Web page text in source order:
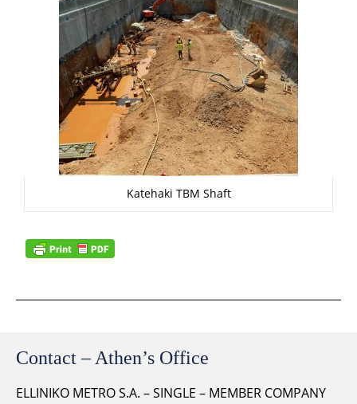
Katehaki TBM Shaft
Contact – Athen’s Office
ELLINIKO METRO S.A. – SINGLE – MEMBER COMPANY